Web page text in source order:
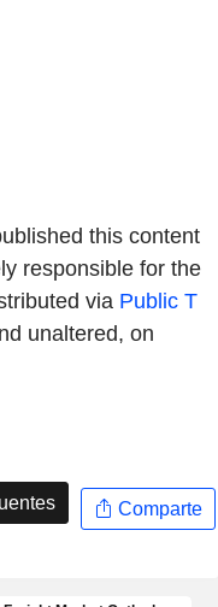
this content
responsible for the
via Public T
unaltered, on
Comparte